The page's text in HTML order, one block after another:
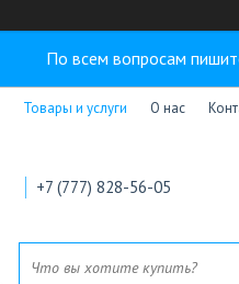
По всем вопросам
Товары и услуги О нас
+7 (777) 828-56-05